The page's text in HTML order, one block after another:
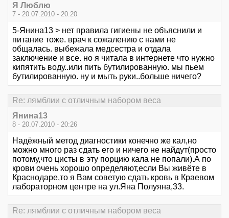
Я Люблю
7 - 20.07.2010 - 20:20
5-Янина13 > нет правила гигиены не объяснили и
питание тоже. врач к сожалению с нами не
общалась. выбежала медсестра и отдала
заключение и все. но я читала в интернете что нужно
кипятить воду..или пить бутилированную. мы пьем
бутилированную. ну и мыть руки..больше ничего?
Re: лямблии с отличным набором веса
Янина13
8 - 20.07.2010 - 20:26
Надёжный метод диагностики конечно же кал,но
можно много раз сдать его и ничего не найдут(просто
потому,что цисты в эту порцию кала не попали).А по
крови очень хорошо определяют,если Вы живёте в
Краснодаре,то я Вам советую сдать кровь в Краевом
лабораторном центре на ул.Яна Полуяна,33.
Re: лямблии с отличным набором веса